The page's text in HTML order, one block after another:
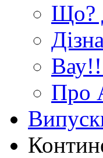
Що?
Про